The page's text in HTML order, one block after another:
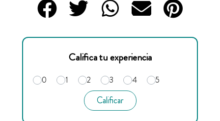
Califica tu experiencia
0 1 2 3 4 5
Calificar